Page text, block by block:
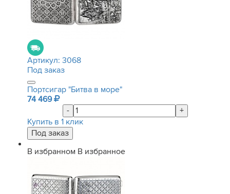
Артикул: 3068
Под заказ
Портсигар "Битва в море"
74 469
-
+
Купить в 1 клик
В избранном В избранное